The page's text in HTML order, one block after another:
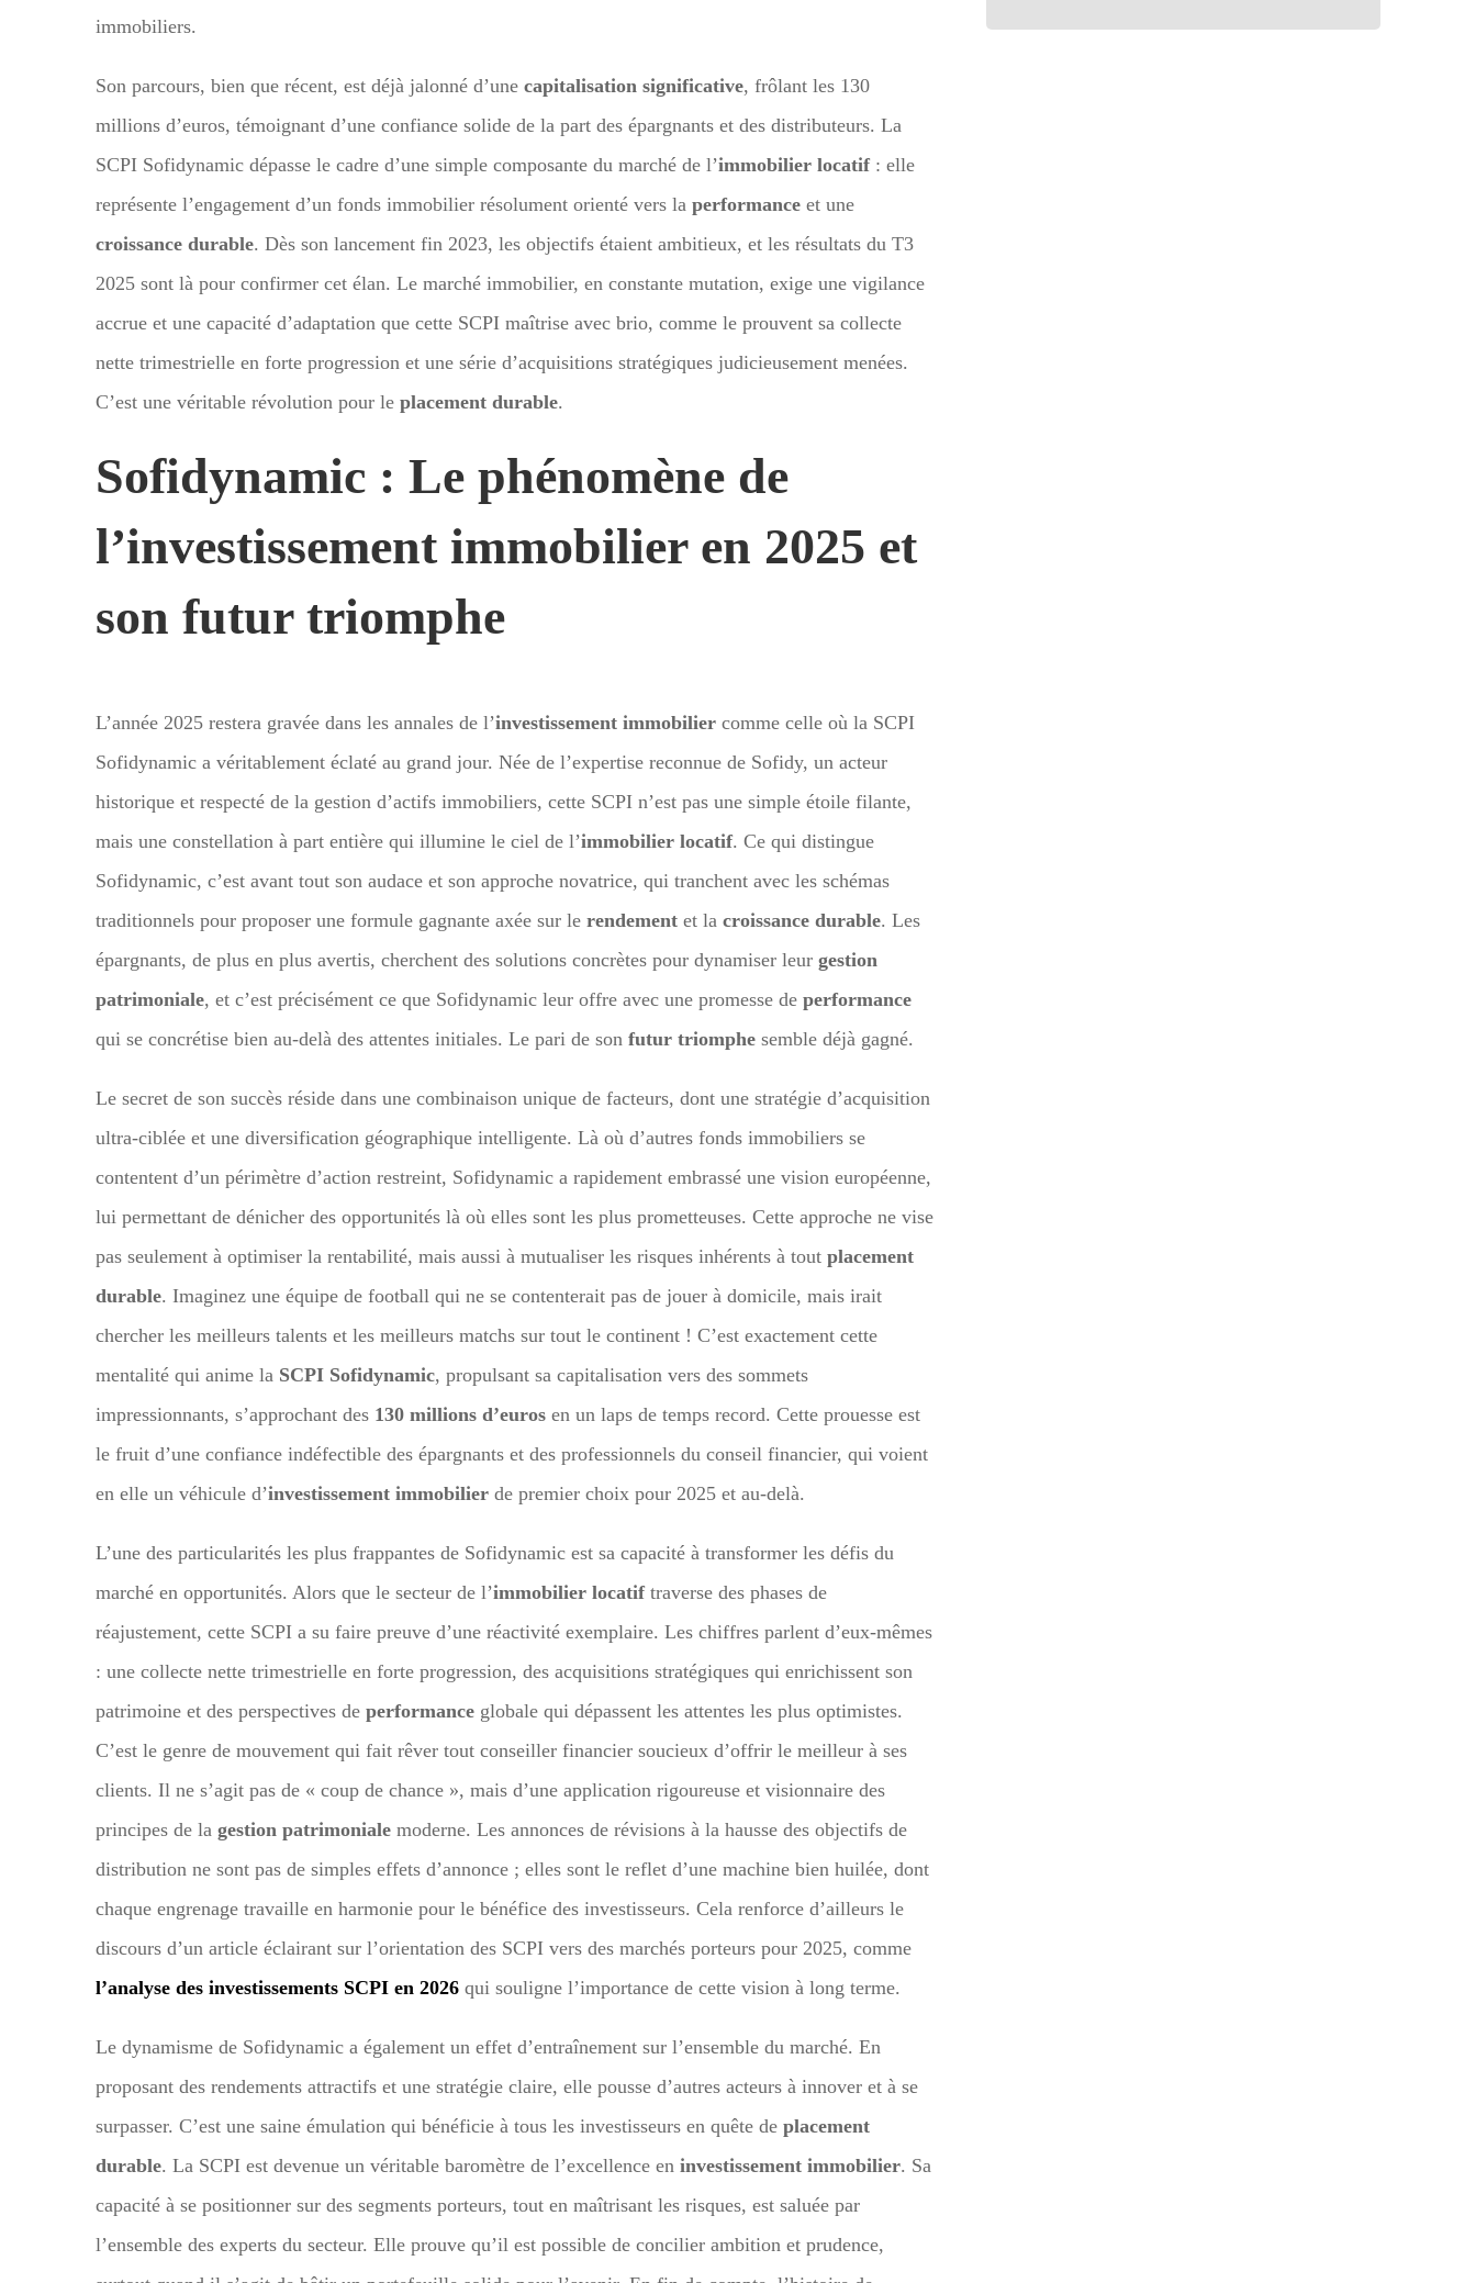
immobiliers.
Son parcours, bien que récent, est déjà jalonné d’une capitalisation significative, frôlant les 130
millions d’euros, témoignant d’une confiance solide de la part des épargnants et des distributeurs. La
SCPI Sofidynamic dépasse le cadre d’une simple composante du marché de l’immobilier locatif: elle
représente l’engagement d’un fonds immobilier résolument orienté vers la performance et une
croissance durable. Dès son lancement fin 2023, les objectifs étaient ambitieux, et les résultats du T3
2025 sont là pour confirmer cet élan. Le marché immobilier, en constante mutation, exige une vigilance
accrue et une capacité d’adaptation que cette SCPI maîtrise avec brio, comme le prouvent sa collecte
nette trimestrielle en forte progression et une série d’acquisitions stratégiques judicieusement menées.
C’est une véritable révolution pour le placement durable.
Sofidynamic : Le phénomène de
l’investissement immobilier en 2025 et
son futur triomphe
L’année 2025 restera gravée dans les annales de l’investissement immobilier comme celle où la SCPI
Sofidynamic a véritablement éclaté au grand jour. Née de l’expertise reconnue de Sofidy, un acteur
historique et respecté de la gestion d’actifs immobiliers, cette SCPI n’est pas une simple étoile filante,
mais une constellation à part entière qui illumine le ciel de l’immobilier locatif. Ce qui distingue
Sofidynamic, c’est avant tout son audace et son approche novatrice, qui tranchent avec les schémas
traditionnels pour proposer une formule gagnante axée sur le rendement et la croissance durable. Les
épargnants, de plus en plus avertis, cherchent des solutions concrètes pour dynamiser leur gestion
patrimoniale, et c’est précisément ce que Sofidynamic leur offre avec une promesse de performance
qui se concrétise bien au-delà des attentes initiales. Le pari de son futur triomphe semble déjà gagné.
Le secret de son succès réside dans une combinaison unique de facteurs, dont une stratégie d’acquisition
ultra-ciblée et une diversification géographique intelligente. Là où d’autres fonds immobiliers se
contentent d’un périmètre d’action restreint, Sofidynamic a rapidement embrassé une vision européenne,
lui permettant de dénicher des opportunités là où elles sont les plus prometteuses. Cette approche ne vise
pas seulement à optimiser la rentabilité, mais aussi à mutualiser les risques inhérents à tout placement
durable. Imaginez une équipe de football qui ne se contenterait pas de jouer à domicile, mais irait
chercher les meilleurs talents et les meilleurs matchs sur tout le continent ! C’est exactement cette
mentalité qui anime la SCPI Sofidynamic, propulsant sa capitalisation vers des sommets
impressionnants, s’approchant des 130 millions d’euros en un laps de temps record. Cette prouesse est
le fruit d’une confiance indéfectible des épargnants et des professionnels du conseil financier, qui voient
en elle un véhicule d’investissement immobilier de premier choix pour 2025 et au-delà.
L’une des particularités les plus frappantes de Sofidynamic est sa capacité à transformer les défis du
marché en opportunités. Alors que le secteur de l’immobilier locatiftraverse des phases de
réajustement, cette SCPI a su faire preuve d’une réactivité exemplaire. Les chiffres parlent d’eux-mêmes
: une collecte nette trimestrielle en forte progression, des acquisitions stratégiques qui enrichissent son
patrimoine et des perspectives de performance globale qui dépassent les attentes les plus optimistes.
C’est le genre de mouvement qui fait rêver tout conseiller financier soucieux d’offrir le meilleur à ses
clients. Il ne s’agit pas de « coup de chance », mais d’une application rigoureuse et visionnaire des
principes de la gestion patrimoniale moderne. Les annonces de révisions à la hausse des objectifs de
distribution ne sont pas de simples effets d’annonce ; elles sont le reflet d’une machine bien huilée, dont
chaque engrenage travaille en harmonie pour le bénéfice des investisseurs. Cela renforce d’ailleurs le
discours d’un article éclairant sur l’orientation des SCPI vers des marchés porteurs pour 2025, comme
l’analyse des investissements SCPI en 2026 qui souligne l’importance de cette vision à long terme.
Le dynamisme de Sofidynamic a également un effet d’entraînement sur l’ensemble du marché. En
proposant des rendements attractifs et une stratégie claire, elle pousse d’autres acteurs à innover et à se
surpasser. C’est une saine émulation qui bénéficie à tous les investisseurs en quête de placement
durable. La SCPI est devenue un véritable baromètre de l’excellence en investissement immobilier. Sa
capacité à se positionner sur des segments porteurs, tout en maîtrisant les risques, est saluée par
l’ensemble des experts du secteur. Elle prouve qu’il est possible de concilier ambition et prudence,